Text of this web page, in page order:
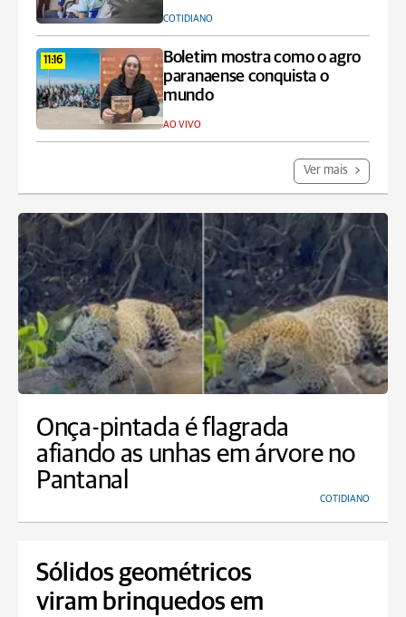
COTIDIANO
11:16
Boletim mostra como o agro
paranaense conquista o
mundo
AO VIVO
Ver mais
Onça-pintada é flagrada
afiando as unhas em árvore no
Pantanal
COTIDIANO
Sólidos geométricos
viram brinquedos em